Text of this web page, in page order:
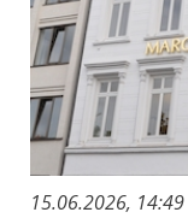
15.06.2026,